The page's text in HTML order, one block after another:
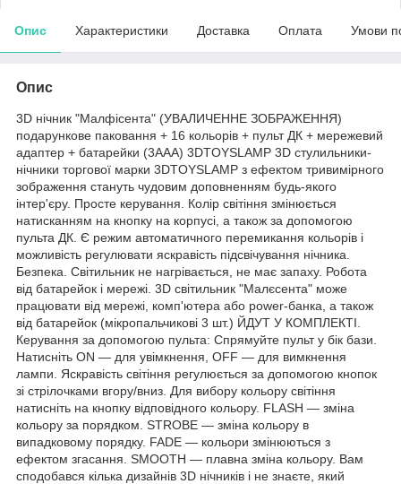
Опис Характеристики Доставка Оплата Умови
Опис
3D нічник "Малфісента" (УВАЛИЧЕННЕ ЗОБРАЖЕННЯ)
подарункове паковання + 16 кольорів + пульт ДК + мережевий
адаптер + батарейки (3ААА) 3DTOYSLAMP 3D стулильники-
нічники торгової марки 3DTOYSLAMP з ефектом тривимірного
зображення стануть чудовим доповненням будь-якого
інтер'єру. Просте керування. Колір світіння змінюється
натисканням на кнопку на корпусі, а також за допомогою
пульта ДК. Є режим автоматичного перемикання кольорів і
можливість регулювати яскравість підсвічування нічника.
Безпека. Світильник не нагрівається, не має запаху. Робота
від батарейок і мережі. 3D світильник "Малєсента" може
працювати від мережі, комп'ютера або power-банка, а також
від батарейок (мікропальчикові 3 шт.) ЙДУТ У КОМПЛЕКТІ.
Керування за допомогою пульта: Спрямуйте пульт у бік бази.
Натисніть ON — для увімкнення, OFF — для вимкнення
лампи. Яскравість світіння регулюється за допомогою кнопок
зі стрілочками вгору/вниз. Для вибору кольору світіння
натисніть на кнопку відповідного кольору. FLASH — зміна
кольору за порядком. STROBE — зміна кольору в
випадковому порядку. FADE — кольори змінюються з
ефектом згасання. SMOOTH — плавна зміна кольору. Вам
сподобався кілька дизайнів 3D нічників і не знаєте, який